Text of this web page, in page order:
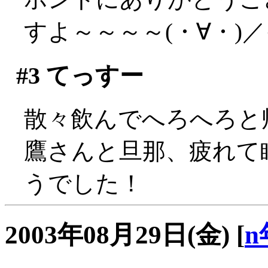
すよ～～～～(・∀・)
#3 てっすー
散々飲んでへろへろと
鷹さんと旦那、疲れ
うでした！
2003年08月29日(金) [n